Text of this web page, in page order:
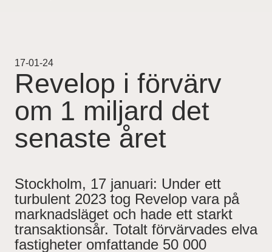
Genomförda
Uthyrning
Karriär
Kontakt
17-01-24
Revelop i förvärv
om 1 miljard det
senaste året
Stockholm, 17 januari: Under ett
turbulent 2023 tog Revelop vara på
marknadsläget och hade ett starkt
transaktionsår. Totalt förvärvades elva
fastigheter omfattande 50 000